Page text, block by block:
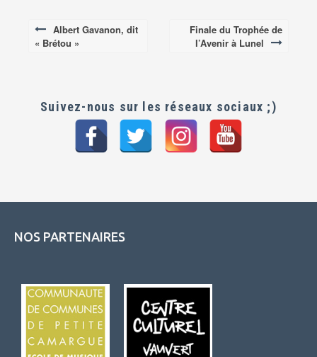
Post
Albert Gavanon, dit
« Brétou »
Finale du Trophée de
l’Avenir à Lunel
Suivez-nous sur les réseaux sociaux ;)
NOS PARTENAIRES